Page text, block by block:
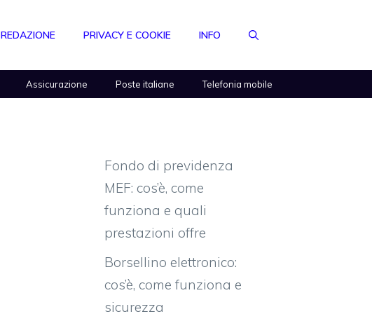
REDAZIONE PRIVACY E COOKIE INFO
Assicurazione Poste italiane Telefonia mobile
Fondo di previdenza
MEF: cos’è, come
funziona e quali
prestazioni offre
Borsellino elettronico:
cos’è, come funziona e
sicurezza